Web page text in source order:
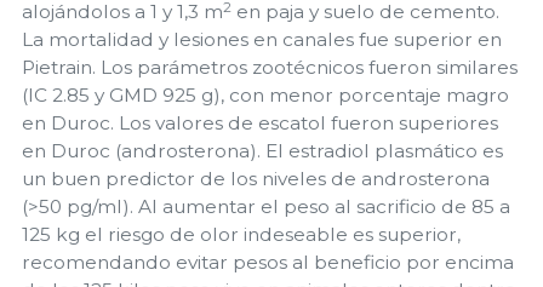
alojándolos a 1 y 1,3 m2 en paja y suelo de cemento.
La mortalidad y lesiones en canales fue superior en
Pietrain. Los parámetros zootécnicos fueron similares
(IC 2.85 y GMD 925 g), con menor porcentaje magro
en Duroc. Los valores de escatol fueron superiores
en Duroc (androsterona). El estradiol plasmático es
un buen predictor de los niveles de androsterona
(>50 pg/ml). Al aumentar el peso al sacrificio de 85 a
125 kg el riesgo de olor indeseable es superior,
recomendando evitar pesos al beneficio por encima